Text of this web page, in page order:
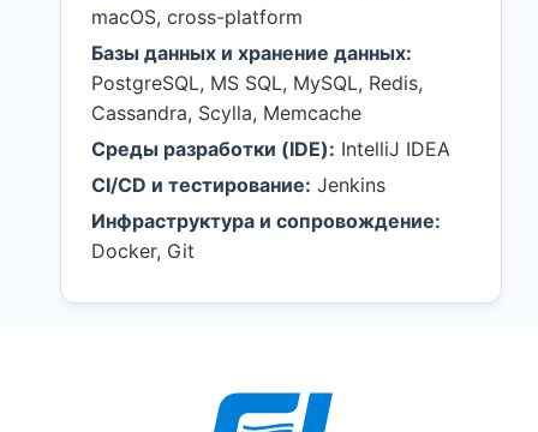
macOS, cross-platform
Базы данных и хранение данных:
PostgreSQL, MS SQL, MySQL, Redis,
Cassandra, Scylla, Memcache
Среды разработки (IDE): IntelliJ IDEA
CI/CD и тестирование: Jenkins
Инфраструктура и сопровождение:
Docker, Git